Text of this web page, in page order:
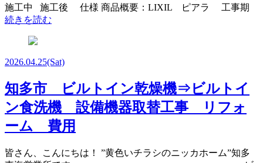
施工中 施工後 仕様 商品概要：LIXIL ピアラ 工事期
続きを読む
2026.04.25(Sat)
知多市 ビルトイン乾燥機⇒ビルトイ
ン食洗機 設備機器取替工事 リフォ
ーム 費用
皆さん、こんにちは！ ”黄色いチラシのニッカホーム”知多